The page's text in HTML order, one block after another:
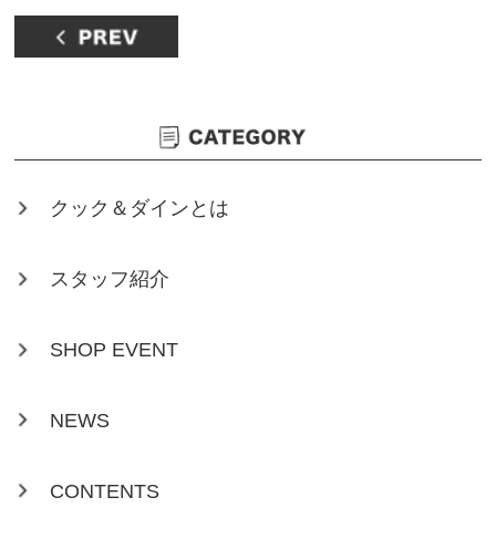
クック＆ダインとは
スタッフ紹介
SHOP EVENT
NEWS
CONTENTS